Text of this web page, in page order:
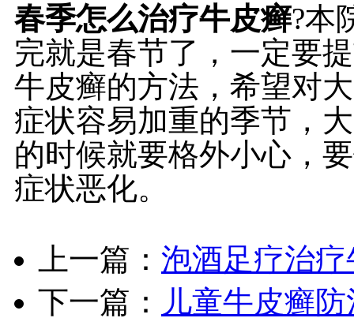
春季怎么治疗牛皮癣?本
完就是春节了，一定要
牛皮癣的方法，希望对
症状容易加重的季节，
的时候就要格外小心，
症状恶化。
上一篇： 泡酒足疗治
下一篇： 儿童牛皮癣